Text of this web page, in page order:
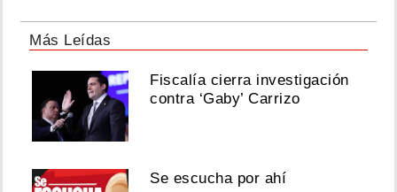
Más Leídas
Fiscalía cierra investigación
contra ‘Gaby’ Carrizo
Se escucha por ahí